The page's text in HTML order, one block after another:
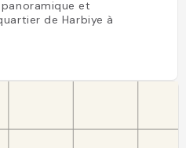
et
de Harbiye à